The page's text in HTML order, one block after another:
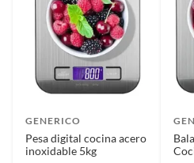
GENERICO
Pesa digital cocina acero
inoxidable 5kg